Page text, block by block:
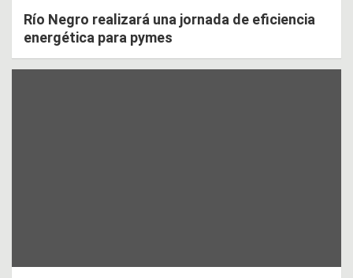
Río Negro realizará una jornada de eficiencia
energética para pymes